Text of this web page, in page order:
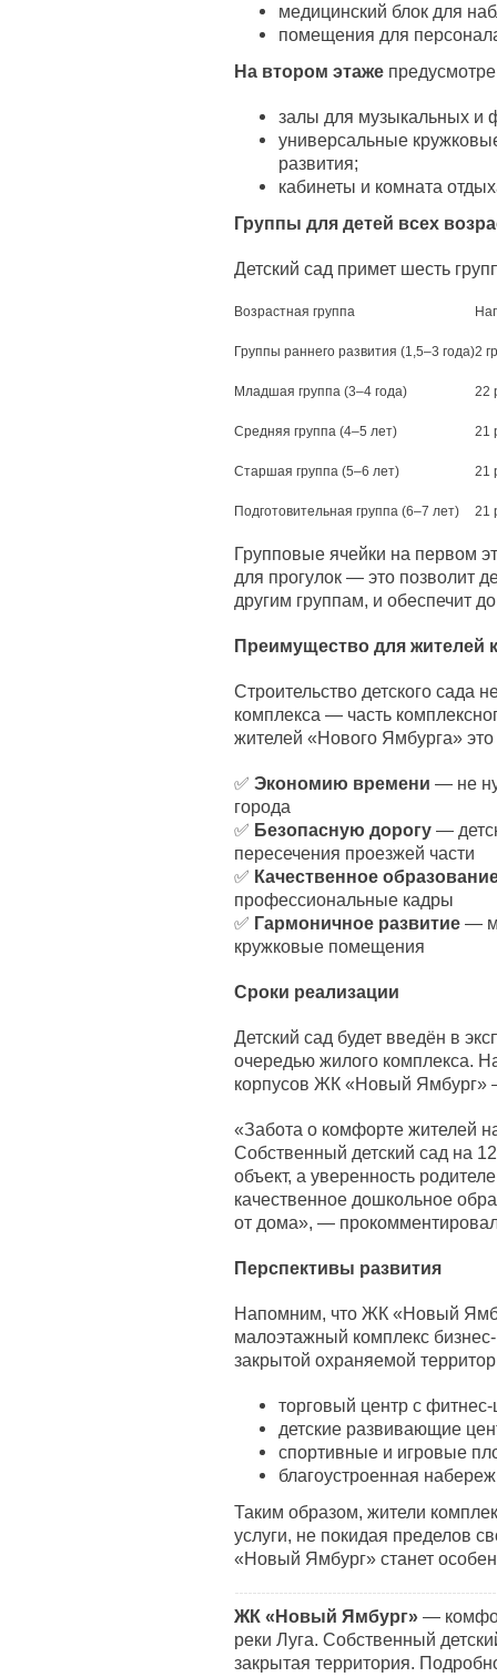
медицинский блок для
помещения для
На втором этаже
залы для музыкальных и
универсальные
развития;
кабинеты и комната
Группы для детей всех
Детский сад примет шесть
Возрастная группа
Группы раннего развития (1,5–3 года)2
Младшая группа (3–4 года) 22
Средняя группа (4–5 лет) 21
Старшая группа (5–6 лет) 21
Подготовительная группа (6–7 лет) 21
Групповые ячейки на первом
для прогулок — это позволит
другим группам, и обеспечит
Преимущество для жителей
Строительство детского сада
комплекса — часть
жителей «Нового Ямбурга» это
✅ Экономию времени — не
города
✅ Безопасную дорогу —
пересечения проезжей части
✅ Качественное
профессиональные кадры
✅ Гармоничное развитие —
кружковые помещения
Сроки реализации
Детский сад будет введён в
очередью жилого комплекса.
корпусов ЖК «Новый Ямбург»
«Забота о комфорте жителей
Собственный детский сад на
объект, а уверенность
качественное дошкольное
от дома», —
Перспективы развития
Напомним, что ЖК «Новый
малоэтажный комплекс
закрытой охраняемой
торговый центр с
детские развивающие
спортивные и игровые
благоустроенная
Таким образом, жители
услуги, не покидая пределов
«Новый Ямбург» станет
ЖК «Новый Ямбург» —
реки Луга. Собственный
закрытая территория.